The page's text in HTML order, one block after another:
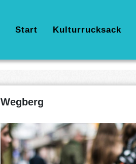
Hauptnavigation
Start Kulturrucksack
Wegberg